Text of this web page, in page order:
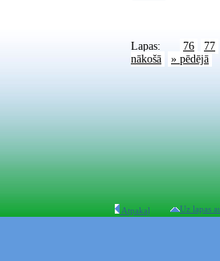
Lapas: 76
77
nākošā
» pēdējā
Atpakaļ Uz lapas